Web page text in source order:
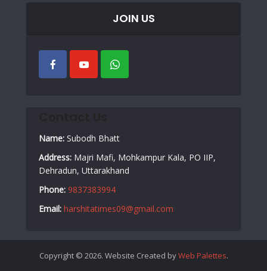
JOIN US
Name: Subodh Bhatt
Address: Majri Mafi, Mohkampur Kala, PO IIP,
Dehradun, Uttarakhand
Phone: 9837383994
Email: harshitatimes09@gmail.com
Copyright © 2026. Website Created byWeb Palettes.